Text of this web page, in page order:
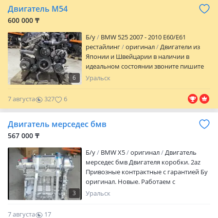
Двигатель М54
600 000 ₸
6
Б/y
BMW 525 2007 - 2010 E60/E61
рестайлинг
оригинал
Двигатели из
Японии и Швейцарии в наличии в
идеальном состоянии звоните пишите
24/7.
Уральск
7 августа 327 6
Двигатель мерседес бмв
567 000 ₸
3
Б/y BMW X5 оригинал
Двигатель
мерседес бмв Двигателя коробки. 2az
Привозные контрактные с гарантией Бу
оригинал. Новые. Работаем с
физическими и юридическими лицами.
Уральск
7 августа
17